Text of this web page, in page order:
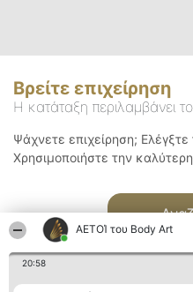
ΑΕΤΟΊ του Body Art
20:58
Βρείτε επιχείρηση
Η κατάταξη περιλαμβάνει
Ψάχνετε επιχείρηση;
Χρησιμοποιήστε την